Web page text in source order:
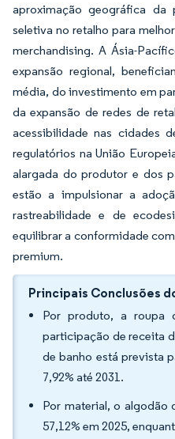
aproximação geográfica da
seletiva no retalho para
merchandising. A Ásia-
expansão regional,
média, do investimento em
da expansão de redes de
acessibilidade nas cidades
regulatórios na União
alargada do produtor e dos
estão a impulsionar a
rastreabilidade e de
equilibrar a conformidade
premium.
Principais Conclusões
Por produto, a roupa
participação de receita
de banho está prevista
7,92% até 2031.
Por material, o algodão
57,12% em 2025,